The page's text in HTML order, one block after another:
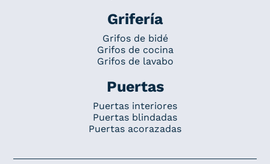
Grifería
Grifos de bidé
Grifos de cocina
Grifos de lavabo
Puertas
Puertas interiores
Puertas blindadas
Puertas acorazadas